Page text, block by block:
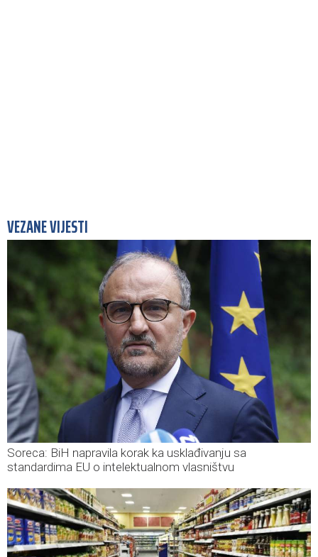
VEZANE VIJESTI
Soreca: BiH napravila korak ka usklađivanju sa
standardima EU o intelektualnom vlasništvu